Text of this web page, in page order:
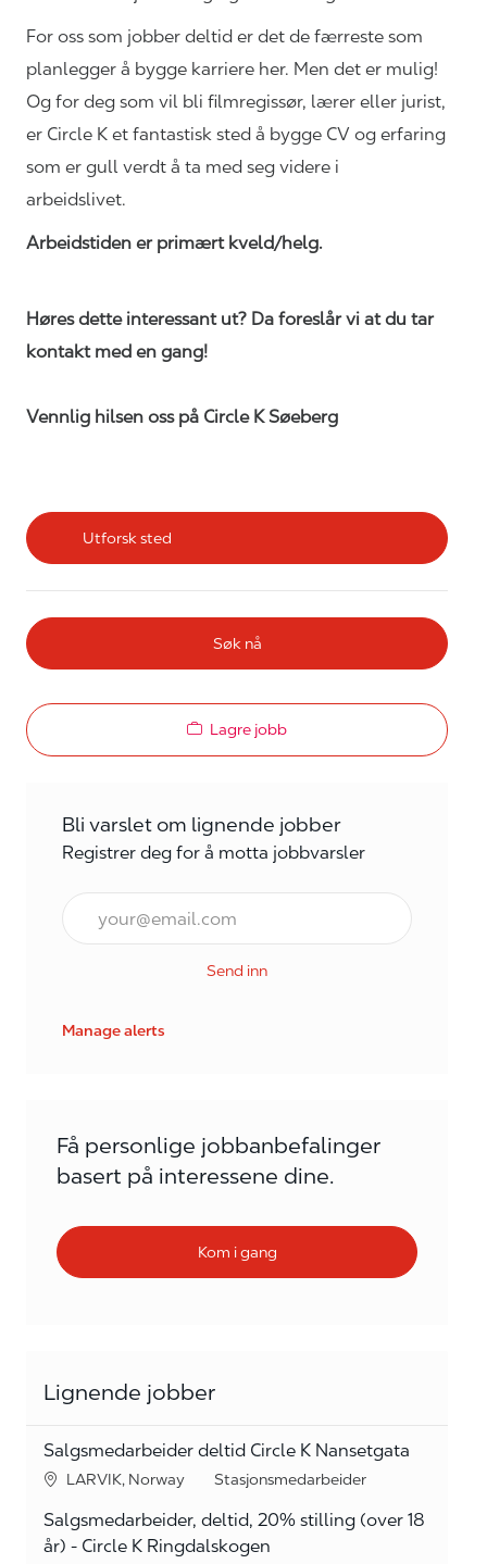
For oss som jobber deltid er det de færreste som
planlegger å bygge karriere her. Men det er mulig!
Og for deg som vil bli filmregissør, lærer eller jurist,
er Circle K et fantastisk sted å bygge CV og erfaring
som er gull verdt å ta med seg videre i
arbeidslivet.
Arbeidstiden er primært kveld/helg.
Høres dette interessant ut? Da foreslår vi at du tar
kontakt med en gang!
Vennlig hilsen oss på Circle K Søeberg
Utforsk sted
Søk nå
Lagre jobb
Bli varslet om lignende jobber
Registrer deg for å motta jobbvarsler
E-post*
Send inn
Manage alerts
Få personlige jobbanbefalinger
basert på interessene dine.
Kom i gang
Lignende jobber
Salgsmedarbeider deltid Circle K Nansetgata
stedLARVIK, Norway Stillingstype
Stasjonsmedarbeider
Salgsmedarbeider, deltid, 20% stilling (over 18
år) - Circle K Ringdalskogen